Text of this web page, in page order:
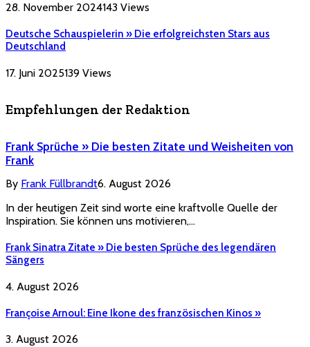
28. November 2024143 Views
Deutsche Schauspielerin » Die erfolgreichsten Stars aus
Deutschland
17. Juni 2025139 Views
Empfehlungen der Redaktion
Frank Sprüche » Die besten Zitate und Weisheiten von
Frank
By Frank Füllbrandt6. August 2026
In der heutigen Zeit sind worte eine kraftvolle Quelle der
Inspiration. Sie können uns motivieren,…
Frank Sinatra Zitate » Die besten Sprüche des legendären
Sängers
4. August 2026
Françoise Arnoul: Eine Ikone des französischen Kinos »
3. August 2026